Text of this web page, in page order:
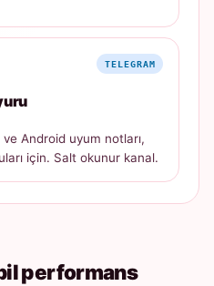
TELEGRAM
Android uyum notları,
için. Salt okunur kanal.
performans